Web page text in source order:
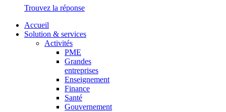
Trouvez la réponse
Accueil
Solution & services
Activités
PME
Grandes
entreprises
Enseignement
Finance
Santé
Gouvernement